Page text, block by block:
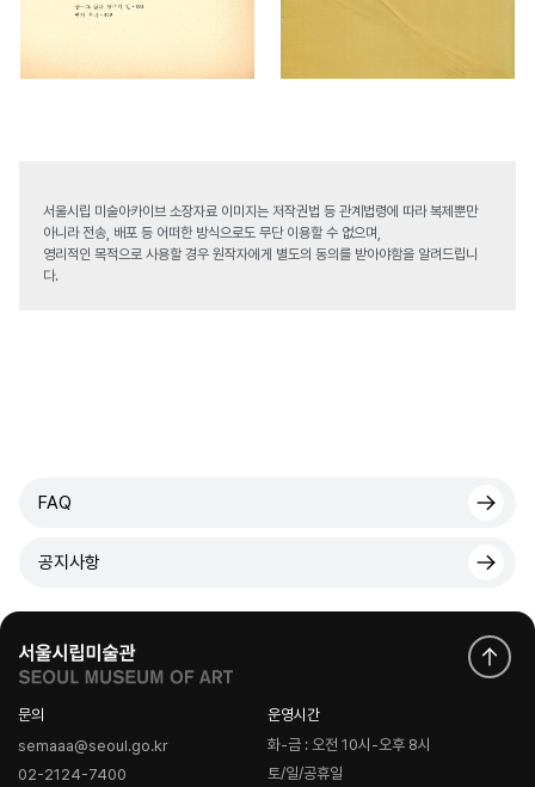
서울시립 미술아카이브 소장자료 이미지는 저작권법 등 관계법령에 따라 복제뿐만
아니라 전송, 배포 등 어떠한 방식으로도 무단 이용할 수 없으며,
영리적인 목적으로 사용할 경우 원작자에게 별도의 동의를 받아야함을 알려드립니
다.
FAQ
공지사항
문의
semaaa@seoul.go.kr
02-2124-7400
운영시간
화-금 : 오전 10시-오후 8시
토/일/공휴일